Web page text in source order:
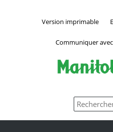
Version imprimable
Communiquer